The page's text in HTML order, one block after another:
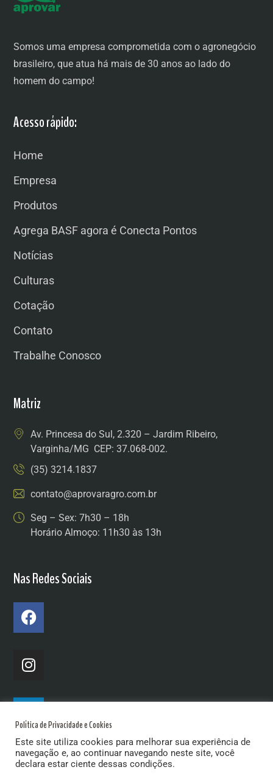
Somos uma empresa comprometida com o agronegócio
brasileiro, que atua há mais de 30 anos ao lado do
homem do campo!
Acesso rápido:
Home
Empresa
Produtos
Agrega BASF agora é Conecta Pontos
Notícias
Culturas
Cotação
Contato
Trabalhe Conosco
Matriz
Av. Princesa do Sul, 2.320 – Jardim Ribeiro,
Varginha/MG CEP: 37.068-002.
(35) 3214.1837
contato@aprovaragro.com.br
Seg – Sex: 7h30 – 18h
Horário Almoço: 11h30 às 13h
Nas Redes Sociais
Política de Privacidade e Cookies
Este site utiliza cookies para melhorar sua experiência de
navegação e, ao continuar navegando neste site, você
declara estar ciente dessas condições.